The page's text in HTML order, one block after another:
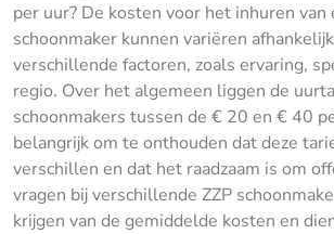
per uur? De kosten voor het inhuren van
schoonmaker kunnen variëren
verschillende factoren, zoals ervaring,
regio. Over het algemeen liggen de
schoonmakers tussen de € 20 en € 40
belangrijk om te onthouden dat deze
verschillen en dat het raadzaam is om
vragen bij verschillende ZZP
krijgen van de gemiddelde kosten en